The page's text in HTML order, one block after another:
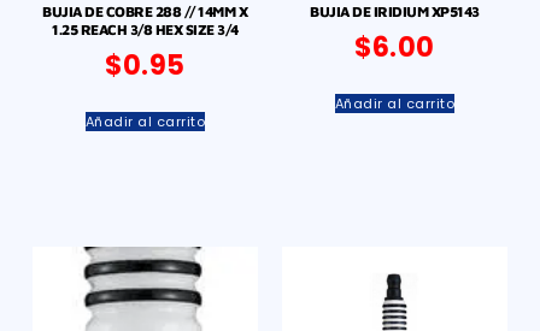
BUJIA DE COBRE 288 // 14MM X
1.25 REACH 3/8 HEX SIZE 3/4
$0.95
Añadir al carrito
BUJIA DE IRIDIUM XP5143
$6.00
Añadir al carrito